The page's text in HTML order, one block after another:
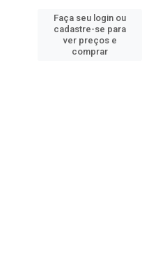
Faça seu login ou
cadastre-se para
ver preços e
comprar